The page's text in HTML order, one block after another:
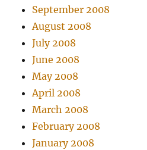
September 2008
August 2008
July 2008
June 2008
May 2008
April 2008
March 2008
February 2008
January 2008